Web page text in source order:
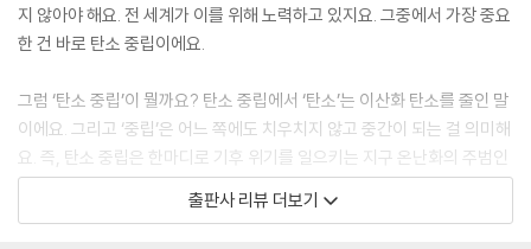
지 않아야 해요. 전 세계가 이를 위해 노력하고 있지요. 그중에서 가장 중요
한 건 바로 탄소 중립이에요.
그럼 ‘탄소 중립’이 뭘까요? 탄소 중립에서 ‘탄소’는 이산화 탄소를 줄인 말
이에요. 그리고 ‘중립’은 어느 쪽에도 치우치지 않고 중간이 되는 걸 의미해
요. 즉, 탄소 중립은 한마디로 기후 위기를 일으키는 지구 온난화의 주범인
이산화 탄소 배출량을 실질적으로 ‘제로(0)’ 상태로 만드는 걸 뜻해요. 이
산화 탄소 배출을 최소한으로 줄이고 이미 배출된 이산화 탄소는 이런저런
출판사 리뷰 더보기